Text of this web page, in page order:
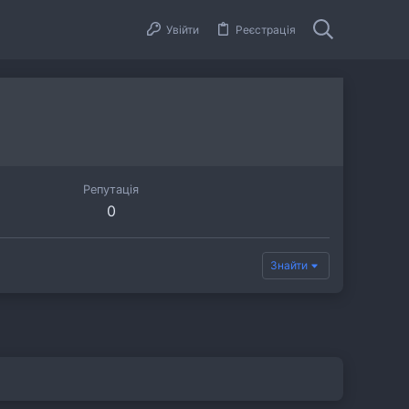
Увійти Реєстрація
Репутація
0
Знайти